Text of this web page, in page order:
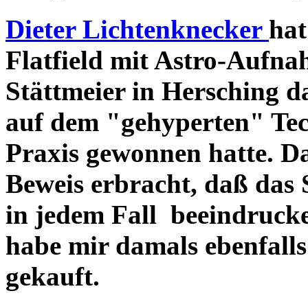
Dieter Lichtenknecker
Flatfield mit Astro-
Stättmeier in Hersching
auf dem "gehyperten"
Praxis gewonnen hatte.
Beweis erbracht, daß das
in jedem Fall
habe mir damals
gekauft.